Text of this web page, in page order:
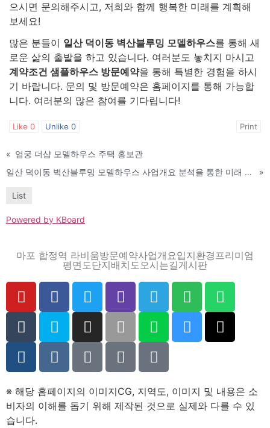
으시면 문의해주시고, 저희와 함께 행복한 미래를 계획해
보세요!
많은 분들이 일산 덕이동 벽산블루밍 모델하우스를 통해 새
로운 삶의 출발을 하고 있습니다. 여러분도 놓치지 마시고
계약조건 샘플하우스 방문예약을 통해 특별한 경험을 하시
기 바랍니다. 문의 및 방문예약은 홈페이지를 통해 가능합
니다. 여러분의 많은 참여를 기다립니다!
Like 0 Unlike 0 Print
« 엄궁 더샵 모델하우스 주택 홍보관
일산 덕이동 벽산블루밍 모델하우스 사업개요 분석을 통한 미래 가치 제고
»
List
Powered by KBoard
마포 합정역 라비움방문예약사업개요입지환경프리미엄
평면도단지배치도오시는길게시판
※ 해당 홈페이지의 이미지CG, 지역도, 이미지 및 내용은 소
비자의 이해를 돕기 위해 제작된 것으로 실제와 다를 수 있
습니다.